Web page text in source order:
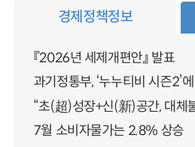
경제정책정보
『2026년 세제개편안』 발표
과기정통부, ‘누누티비 시즌2’
“초(超)성장+신(新)공간, 대체
7월 소비자물가는 2.8% 상승